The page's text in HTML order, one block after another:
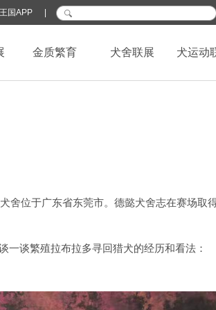
国APP
金质繁育 犬舍联展 犬运动
舍位于广东省东莞市。德懿犬舍志在赛场取
一谈繁殖拉布拉多寻回猎犬的经历和看法：